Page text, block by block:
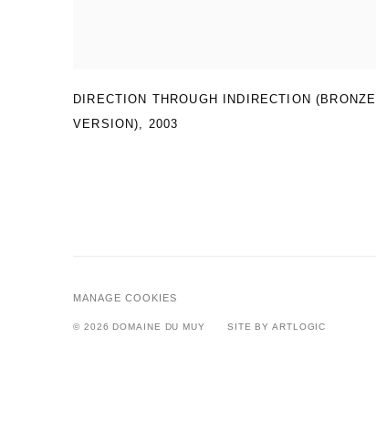
DIRECTION THROUGH INDIRECTION (BRONZE
VERSION), 2003
MANAGE COOKIES
© 2026 DOMAINE DU MUY SITE BY ARTLOGIC